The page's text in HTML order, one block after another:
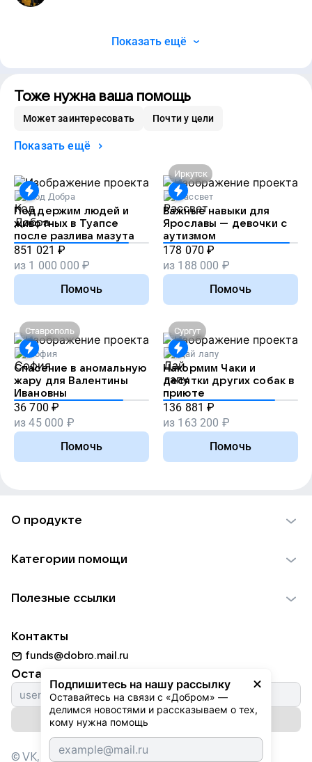
Показать ещё
Тоже нужна ваша помощь
Может заинтересовать Почти у цели
Показать ещё
Код Добра
Поддержим людей и
животных в Туапсе
после разлива мазута
851 021 ₽
из 1 000 000 ₽
Помочь
Иркутск
Рассвет
Важные навыки для
Ярославы — девочки с
аутизмом
178 070 ₽
из 188 000 ₽
Помочь
Ставрополь
София
Спасение в аномальную
жару для Валентины
Ивановны
36 700 ₽
из45 000 ₽
Помочь
Сургут
Дай лапу
Накормим Чаки и
десятки других собак в
приюте
136 881 ₽
из 163 200 ₽
Помочь
Подпишитесь на нашу рассылку
Оставайтесь на связи с «Добром» —
делимся новостями и рассказываем о тех,
кому нужна помощь
О продукте
Использование материалов
Для НКО
Партнерам
Категории помощи
Пожилым
Животным
Природе
Культуре
Фондам
Полезные ссылки
Добрый день
Истории
Автоплатежи
Контакты
funds@dobro.mail.ru
Оставайтесь с нами
Подписаться на рассылку
© VK, 2026г. Все права защищены.